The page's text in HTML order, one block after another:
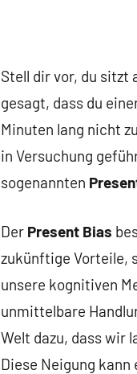
Stell dir vor, du sitzt
gesagt, dass du
Minuten lang nicht
in Versuchung
sogenannten
Der Present Bias
zukünftige Vorteile,
unsere kognitiven
unmittelbare
Welt dazu, dass wir
Diese Neigung